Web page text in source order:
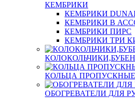
КЕМБРИКИ
КЕМБРИКИ
КЕМБРИКИ В
КЕМБРИКИ ПИРС
КЕМБРИКИ ТРИ
КОЛЬЦА
ОБОГРЕВАТЕЛИ ДЛЯ